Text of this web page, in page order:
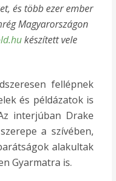
és több ezer ember
Magyarországon
készített vele
fellépnek
és példázatok is
interjúban Drake
a szívében,
alakultak
Gyarmatra is.